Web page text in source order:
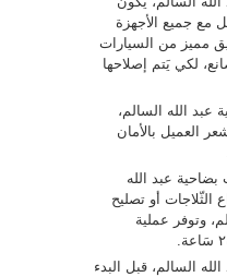
مع جميع الأجهزة
مميز من السيارات
لكي يَتم إصلاحها
عبد الله السالم،
العميل بالأمان
عبد الله
الثّلاجات أو تصليح
وتوفر عملية
السالم، قبل البدء